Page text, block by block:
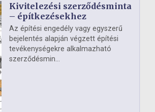
Kivitelezési szerződésminta
– építkezésekhez
Az építési engedély vagy egyszerű
bejelentés alapján végzett építési
tevékenységekre alkalmazható
szerződésmin...